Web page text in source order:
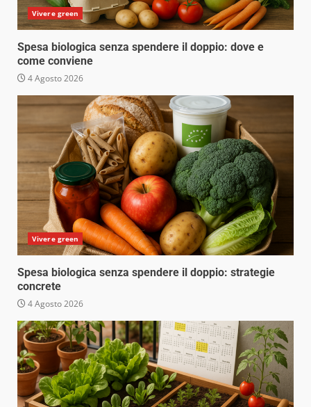
Vivere green
Spesa biologica senza spendere il doppio: dove e
come conviene
4 Agosto 2026
Vivere green
Spesa biologica senza spendere il doppio: strategie
concrete
4 Agosto 2026